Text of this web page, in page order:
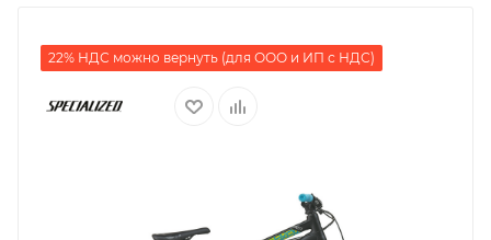
22% НДС можно вернуть (для ООО и ИП с НДС)